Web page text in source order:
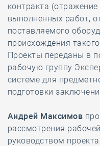
контракта
выполненных работ,
поставляемого
происхождения
Проекты переданы в
рабочую группу
системе для
подготовки
Андрей Максимов
рассмотрения
руководством